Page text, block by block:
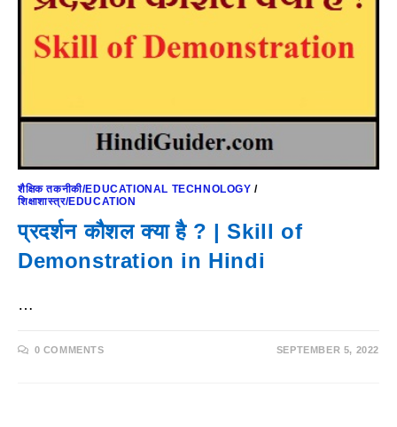
शैक्षिक तकनीकी/EDUCATIONAL TECHNOLOGY /
शिक्षाशास्त्र/EDUCATION
प्रदर्शन कौशल क्या है ? | Skill of
Demonstration in Hindi
…
0 COMMENTS SEPTEMBER 5, 2022